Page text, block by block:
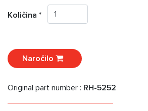
Količina *
Naročilo
Original part number : RH-5252